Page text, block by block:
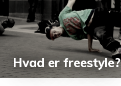
Hvad er freestyle?